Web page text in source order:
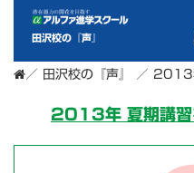
田沢校の『声』
／ 田沢校の『声』 ／ 2013
2013年 夏期講習